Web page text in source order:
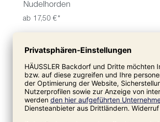
Nudelhorden
ab 17,50 €*